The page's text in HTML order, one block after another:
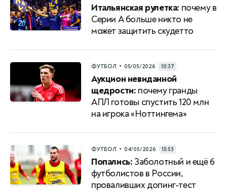
Итальянская рулетка: почему в
Серии A больше никто не
может защитить скудетто
ФУТБОЛ • 05/05/2026 10:37
Аукцион невиданной
щедрости: почему гранды
АПЛ готовы спустить 120 млн
на игрока «Ноттингема»
ФУТБОЛ • 04/05/2026 15:53
Попались:Заболотный и ещё 6
футболистов в России,
проваливших допинг-тест